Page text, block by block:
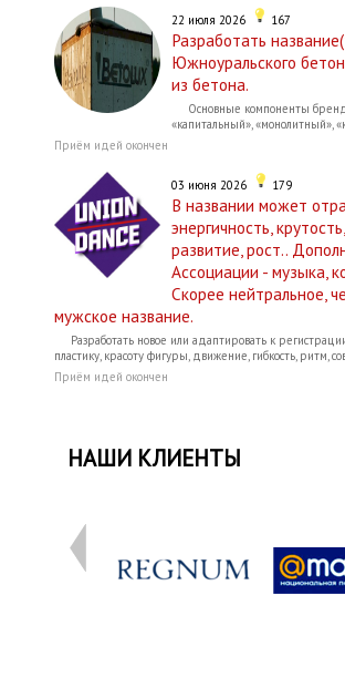
22 июля 2026 167
Разработать
Южноуральского
из бетона.
Основные компоненты
«капитальный», «монолитный»,
Приём идей окончен
03 июня 2026 179
В названии может
энергичность,
развитие, рост..
Ассоциации - музыка,
Скорее нейтральное,
мужское название.
Разработать новое или адаптировать к
пластику, красоту фигуры, движение, гибкость, ритм,
Приём идей окончен
НАШИ КЛИЕНТЫ